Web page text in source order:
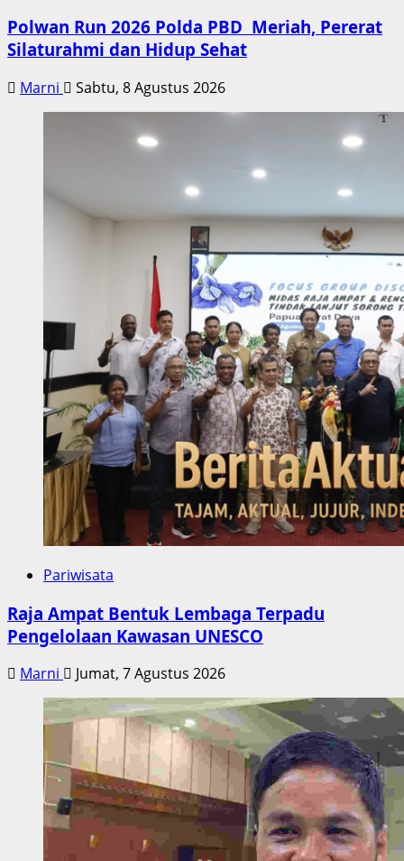
Polwan Run 2026 Polda PBD Meriah, Pererat
Silaturahmi dan Hidup Sehat
Marni Sabtu, 8 Agustus 2026
Pariwisata
Raja Ampat Bentuk Lembaga Terpadu
Pengelolaan Kawasan UNESCO
Marni Jumat, 7 Agustus 2026